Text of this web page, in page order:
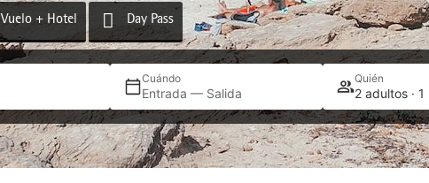
Vuelo + Hotel Day Pass
Cuándo
Entrada — Salida
Quién
2 adultos ·